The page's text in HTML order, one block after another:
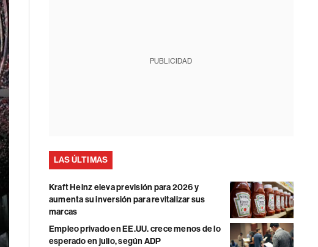
PUBLICIDAD
LAS ÚLTIMAS
Kraft Heinz eleva previsión para 2026 y
aumenta su inversión para revitalizar sus
marcas
Empleo privado en EE.UU. crece menos de lo
esperado en julio, según ADP